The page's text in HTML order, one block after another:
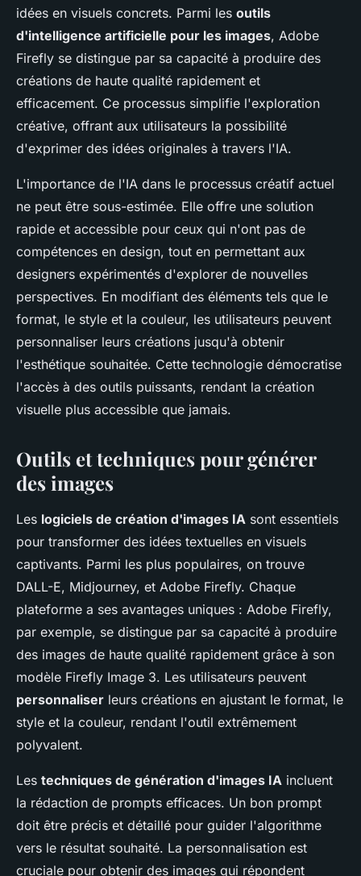
idées en visuels concrets. Parmi les outils
d'intelligence artificielle pour les images, Adobe
Firefly se distingue par sa capacité à produire des
créations de haute qualité rapidement et
efficacement. Ce processus simplifie l'exploration
créative, offrant aux utilisateurs la possibilité
d'exprimer des idées originales à travers l'IA.
L'importance de l'IA dans le processus créatif actuel
ne peut être sous-estimée. Elle offre une solution
rapide et accessible pour ceux qui n'ont pas de
compétences en design, tout en permettant aux
designers expérimentés d'explorer de nouvelles
perspectives. En modifiant des éléments tels que le
format, le style et la couleur, les utilisateurs peuvent
personnaliser leurs créations jusqu'à obtenir
l'esthétique souhaitée. Cette technologie démocratise
l'accès à des outils puissants, rendant la création
visuelle plus accessible que jamais.
Outils et techniques pour générer
des images
Les logiciels de création d'images IA sont essentiels
pour transformer des idées textuelles en visuels
captivants. Parmi les plus populaires, on trouve
DALL-E, Midjourney, et Adobe Firefly. Chaque
plateforme a ses avantages uniques : Adobe Firefly,
par exemple, se distingue par sa capacité à produire
des images de haute qualité rapidement grâce à son
modèle Firefly Image 3. Les utilisateurs peuvent
personnaliser leurs créations en ajustant le format, le
style et la couleur, rendant l'outil extrêmement
polyvalent.
Les techniques de génération d'images IA incluent
la rédaction de prompts efficaces. Un bon prompt
doit être précis et détaillé pour guider l'algorithme
vers le résultat souhaité. La personnalisation est
cruciale pour obtenir des images qui répondent